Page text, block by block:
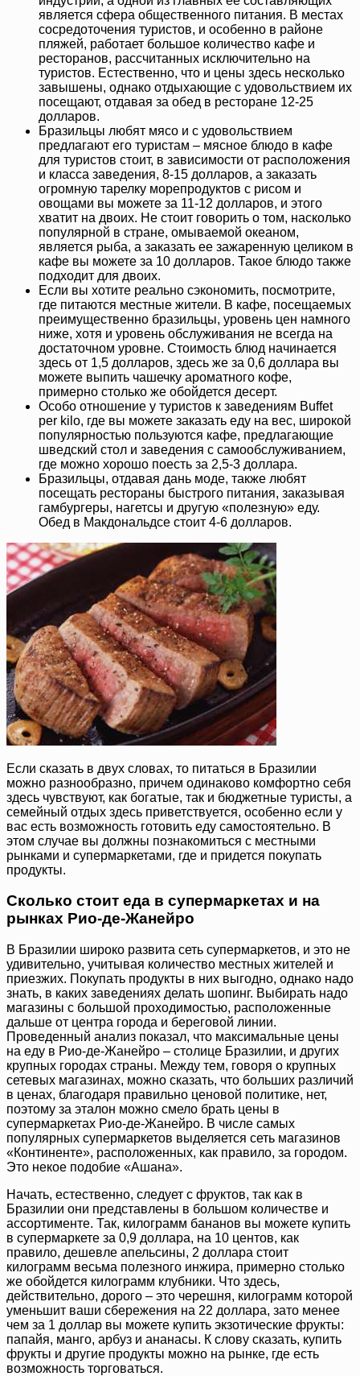
является сфера общественного питания. В местах
сосредоточения туристов, и особенно в районе
пляжей, работает большое количество кафе и
ресторанов, рассчитанных исключительно на
туристов. Естественно, что и цены здесь несколько
завышены, однако отдыхающие с удовольствием их
посещают, отдавая за обед в ресторане 12-25
долларов.
Бразильцы любят мясо и с удовольствием
предлагают его туристам – мясное блюдо в кафе
для туристов стоит, в зависимости от расположения
и класса заведения, 8-15 долларов, а заказать
огромную тарелку морепродуктов с рисом и
овощами вы можете за 11-12 долларов, и этого
хватит на двоих. Не стоит говорить о том, насколько
популярной в стране, омываемой океаном,
является рыба, а заказать ее зажаренную целиком в
кафе вы можете за 10 долларов. Такое блюдо также
подходит для двоих.
Если вы хотите реально сэкономить, посмотрите,
где питаются местные жители. В кафе, посещаемых
преимущественно бразильцы, уровень цен намного
ниже, хотя и уровень обслуживания не всегда на
достаточном уровне. Стоимость блюд начинается
здесь от 1,5 долларов, здесь же за 0,6 доллара вы
можете выпить чашечку ароматного кофе,
примерно столько же обойдется десерт.
Особо отношение у туристов к заведениям Buffet
per kilo, где вы можете заказать еду на вес, широкой
популярностью пользуются кафе, предлагающие
шведский стол и заведения с самообслуживанием,
где можно хорошо поесть за 2,5-3 доллара.
Бразильцы, отдавая дань моде, также любят
посещать рестораны быстрого питания, заказывая
гамбургеры, нагетсы и другую «полезную» еду.
Обед в Макдональдсе стоит 4-6 долларов.
Если сказать в двух словах, то питаться в Бразилии
можно разнообразно, причем одинаково комфортно себя
здесь чувствуют, как богатые, так и бюджетные туристы, а
семейный отдых здесь приветствуется, особенно если у
вас есть возможность готовить еду самостоятельно. В
этом случае вы должны познакомиться с местными
рынками и супермаркетами, где и придется покупать
продукты.
Сколько стоит еда в супермаркетах и на
рынках Рио-де-Жанейро
В Бразилии широко развита сеть супермаркетов, и это не
удивительно, учитывая количество местных жителей и
приезжих. Покупать продукты в них выгодно, однако надо
знать, в каких заведениях делать шопинг. Выбирать надо
магазины с большой проходимостью, расположенные
дальше от центра города и береговой линии.
Проведенный анализ показал, что максимальные цены
на еду в Рио-де-Жанейро – столице Бразилии, и других
крупных городах страны. Между тем, говоря о крупных
сетевых магазинах, можно сказать, что больших различий
в ценах, благодаря правильно ценовой политике, нет,
поэтому за эталон можно смело брать цены в
супермаркетах Рио-де-Жанейро. В числе самых
популярных супермаркетов выделяется сеть магазинов
«Континенте», расположенных, как правило, за городом.
Это некое подобие «Ашана».
Начать, естественно, следует с фруктов, так как в
Бразилии они представлены в большом количестве и
ассортименте. Так, килограмм бананов вы можете купить
в супермаркете за 0,9 доллара, на 10 центов, как
правило, дешевле апельсины, 2 доллара стоит
килограмм весьма полезного инжира, примерно столько
же обойдется килограмм клубники. Что здесь,
действительно, дорого – это черешня, килограмм которой
уменьшит ваши сбережения на 22 доллара, зато менее
чем за 1 доллар вы можете купить экзотические фрукты:
папайя, манго, арбуз и ананасы. К слову сказать, купить
фрукты и другие продукты можно на рынке, где есть
возможность торговаться.